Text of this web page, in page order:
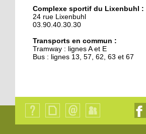
Police municipale : la
proximité cachée
16 octobre 2017
Face à l'afflux de dons, la
banque alimentaire
Recrutement
d’enseignant allemand
en cours
Complexe sportif du Lixenbuhl :
24 rue Lixenbuhl
03.90.40.30.30
Transports en commun :
Tramway : lignes A et E
Bus : lignes 13, 57, 62, 63 et 67
sommes-
du